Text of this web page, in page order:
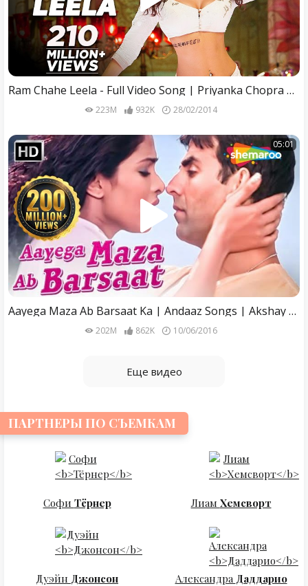
Ram Chahe Leela - Full Video Song | Priyanka Chopra | Bhoomi Trivedi | Goliyon Ki Rasleela Ram-leela
223M 932K 28/02/2014
05:01
Aayega Maza Ab Barsaat Ka | Andaaz Songs | Akshay Kumar | Priyanka Chopra | Alka Yagnik| Gold songs
202M 862K 10/06/2016
Еще видео
ПАРТНЕРЫ ПО СЪЕМКАМ
Софи Тёрнер Лиам Хемсворт
Дуэйн Джонсон Александра Даддарио